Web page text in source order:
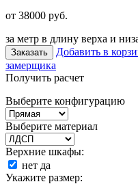
от 38000 руб.
за метр в длину верха и
Заказать Добавить в
замерщика
Получить расчет
Выберите конфигурацию
Выберите материал
Верхние шкафы:
нет да
Укажите размер: